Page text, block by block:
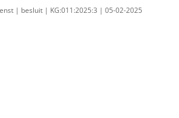
| besluit | KG:011:2025:3 | 05-02-2025